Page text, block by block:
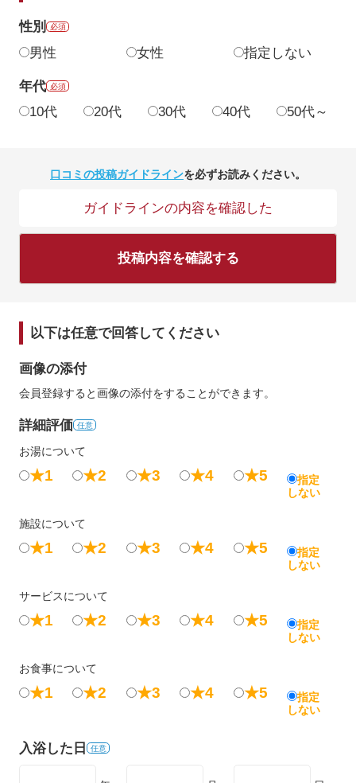
性別 必須
男性 女性 指定しない
年代 必須
10代 20代 30代 40代 50代～
口コミの投稿ガイドラインを必ずお読みください。
ガイドラインの内容を確認した
投稿内容を確認する
以下は任意で回答してください
画像の添付
会員登録すると画像の添付をすることができます。
詳細評価 任意
お湯について
★1 ★2 ★3 ★4 ★5
指定
しない
施設について
★1 ★2 ★3 ★4 ★5
指定
しない
サービスについて
★1 ★2 ★3 ★4 ★5
指定
しない
お食事について
★1 ★2 ★3 ★4 ★5
指定
しない
入浴した日 任意